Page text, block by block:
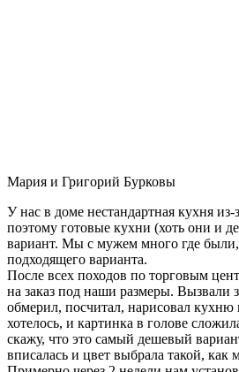
Мария и Григорий Бурковы
У нас в доме нестандартная кухня
поэтому готовые кухни (хоть они и
вариант. Мы с мужем много где
подходящего варианта.
После всех походов по торговым
на заказ под наши размеры. Вызвали
обмерил, посчитал, нарисовал кухню
хотелось, и картинка в голове
скажу, что это самый дешевый
вписалась и цвет выбрала такой, как